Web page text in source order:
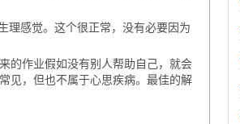
感觉。这个很正常，没有必要因为
作业假如没有别人帮助自己，就会
见，但也不属于心思疾病。最佳的解